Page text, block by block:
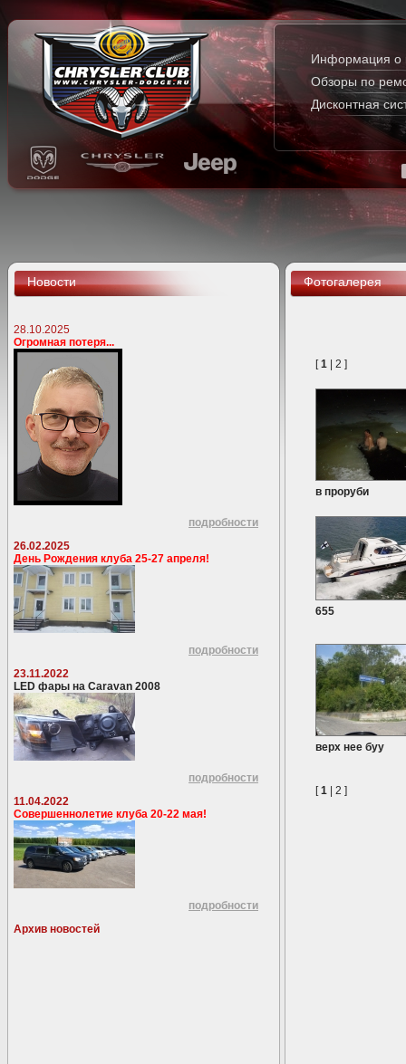
Информация о
Обзоры по
Дисконтная
Новости
28.10.2025
Огромная потеря...
подробности
26.02.2025
День Рождения клуба 25-27 апреля!
подробности
23.11.2022
LED фары на Caravan 2008
подробности
11.04.2022
Совершеннолетие клуба 20-22 мая!
подробности
Архив новостей
Фотогалерея
[1 2 ]
в проруби
655
верх нее буу
[1 2 ]